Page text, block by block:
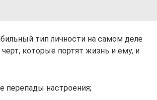
тип личности на самом деле
которые портят жизнь и ему, и
перепады настроения;